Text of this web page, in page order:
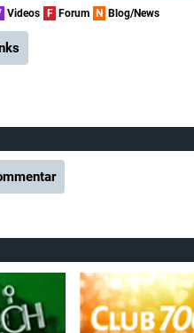
Videos F Forum N Blog/News